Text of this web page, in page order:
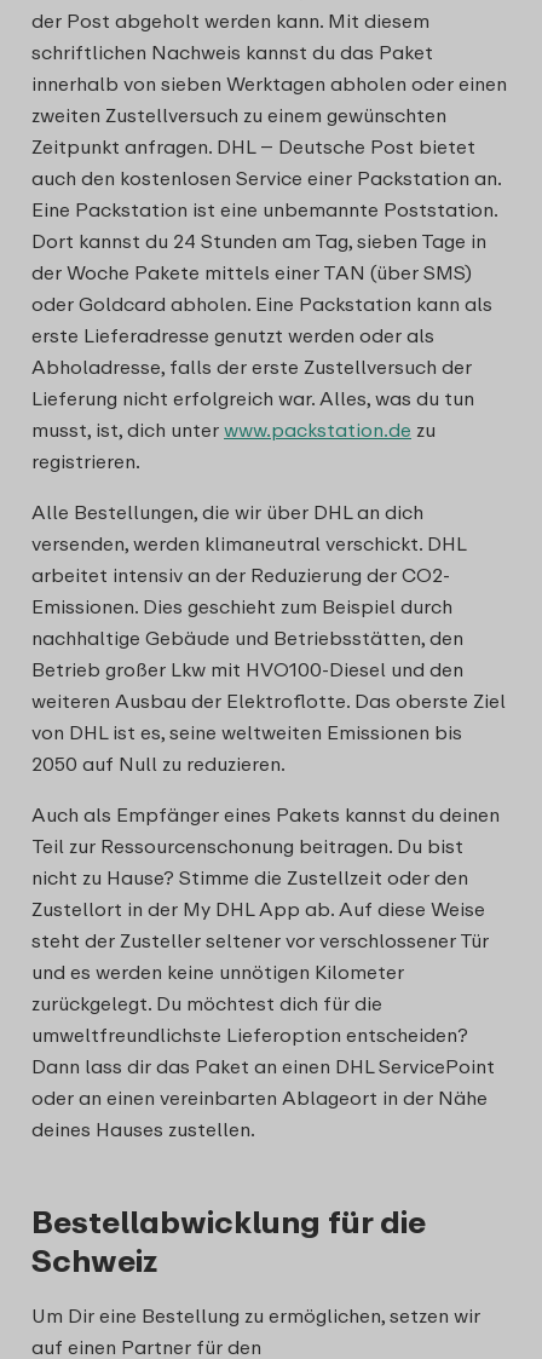
der Post abgeholt werden kann. Mit diesem
schriftlichen Nachweis kannst du das Paket
innerhalb von sieben Werktagen abholen oder einen
zweiten Zustellversuch zu einem gewünschten
Zeitpunkt anfragen. DHL – Deutsche Post bietet
auch den kostenlosen Service einer Packstation an.
Eine Packstation ist eine unbemannte Poststation.
Dort kannst du 24 Stunden am Tag, sieben Tage in
der Woche Pakete mittels einer TAN (über SMS)
oder Goldcard abholen. Eine Packstation kann als
erste Lieferadresse genutzt werden oder als
Abholadresse, falls der erste Zustellversuch der
Lieferung nicht erfolgreich war. Alles, was du tun
musst, ist, dich unter www.packstation.de zu
registrieren.
Alle Bestellungen, die wir über DHL an dich
versenden, werden klimaneutral verschickt. DHL
arbeitet intensiv an der Reduzierung der CO2-
Emissionen. Dies geschieht zum Beispiel durch
nachhaltige Gebäude und Betriebsstätten, den
Betrieb großer Lkw mit HVO100-Diesel und den
weiteren Ausbau der Elektroflotte. Das oberste Ziel
von DHL ist es, seine weltweiten Emissionen bis
2050 auf Null zu reduzieren.
Auch als Empfänger eines Pakets kannst du deinen
Teil zur Ressourcenschonung beitragen. Du bist
nicht zu Hause? Stimme die Zustellzeit oder den
Zustellort in der My DHL App ab. Auf diese Weise
steht der Zusteller seltener vor verschlossener Tür
und es werden keine unnötigen Kilometer
zurückgelegt. Du möchtest dich für die
umweltfreundlichste Lieferoption entscheiden?
Dann lass dir das Paket an einen DHL ServicePoint
oder an einen vereinbarten Ablageort in der Nähe
deines Hauses zustellen.
Bestellabwicklung für die
Schweiz
Um Dir eine Bestellung zu ermöglichen, setzen wir
auf einen Partner für den